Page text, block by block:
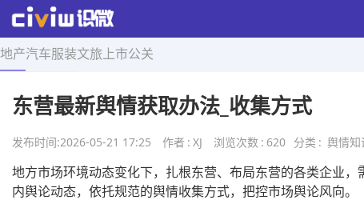
地产汽车服装文旅 上市公关
首页 > 舆情知识 > 正文
东营最新舆情获取办法_收集方式
发布时间:2026-05-21 17:25 作者 : XJ 浏览次数 : 620 分类 : 舆情知
地方市场环境动态变化下，扎根东营、布局东营的各类企业，
内舆论动态，依托规范的舆情收集方式，把控市场舆论风向。